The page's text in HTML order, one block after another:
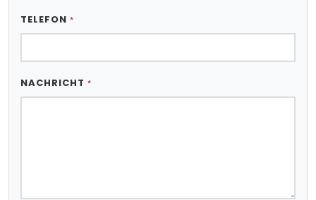
TELEFON *
NACHRICHT *